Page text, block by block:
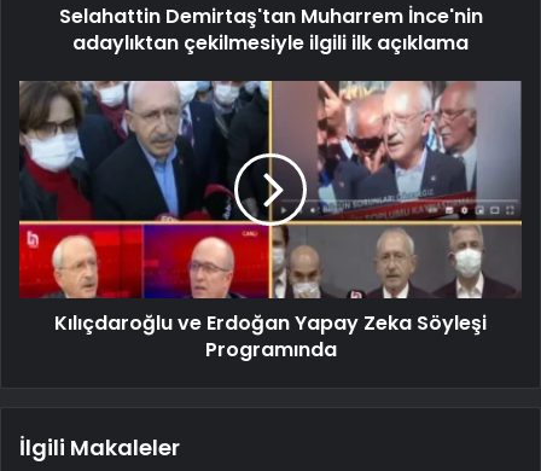
Selahattin Demirtaş'tan Muharrem İnce'nin
adaylıktan çekilmesiyle ilgili ilk açıklama
Kılıçdaroğlu ve Erdoğan Yapay Zeka Söyleşi
Programında
İlgili Makaleler